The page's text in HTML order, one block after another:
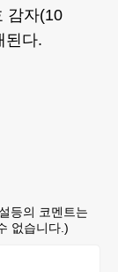
감자(10
된다.
등의 코멘트는
없습니다.)